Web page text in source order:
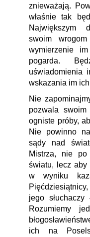
znieważają.
właśnie tak
Największym
swoim
wymierzenie
pogarda.
uświadomienia
wskazania im
Nie
pozwala swoim
ogniste próby,
Nie powinno
sądy nad
Mistrza, nie
światu, lecz aby
w wyniku
jego słuchaczy
Rozumiemy
ich na